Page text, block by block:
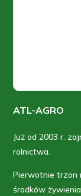
ATL-AGRO
Już od 2003 r.
rolnictwa.
Pierwotnie trzon
środków